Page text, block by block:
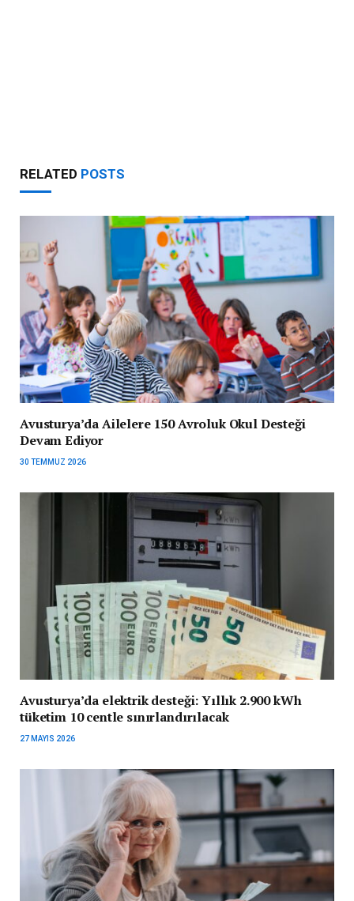
RELATED POSTS
Avusturya’da Ailelere 150 Avroluk Okul Desteği
Devam Ediyor
30 TEMMUZ 2026
Avusturya’da elektrik desteği: Yıllık 2.900 kWh
tüketim 10 centle sınırlandırılacak
27 MAYIS 2026